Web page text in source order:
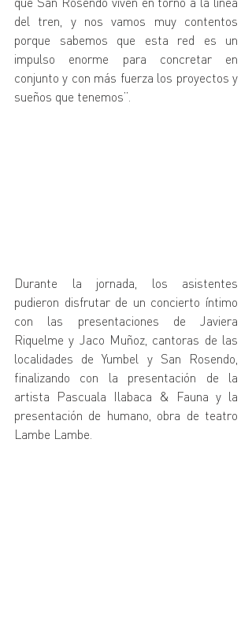
del tren, y nos vamos muy contentos
porque sabemos que esta red es un
impulso enorme para concretar en
conjunto y con más fuerza los proyectos y
sueños que tenemos”.
Durante la jornada, los asistentes
pudieron disfrutar de un concierto íntimo
con las presentaciones de Javiera
Riquelme y Jaco Muñoz, cantoras de las
localidades de Yumbel y San Rosendo,
finalizando con la presentación de la
artista Pascuala Ilabaca & Fauna y la
presentación de humano, obra de teatro
Lambe Lambe.